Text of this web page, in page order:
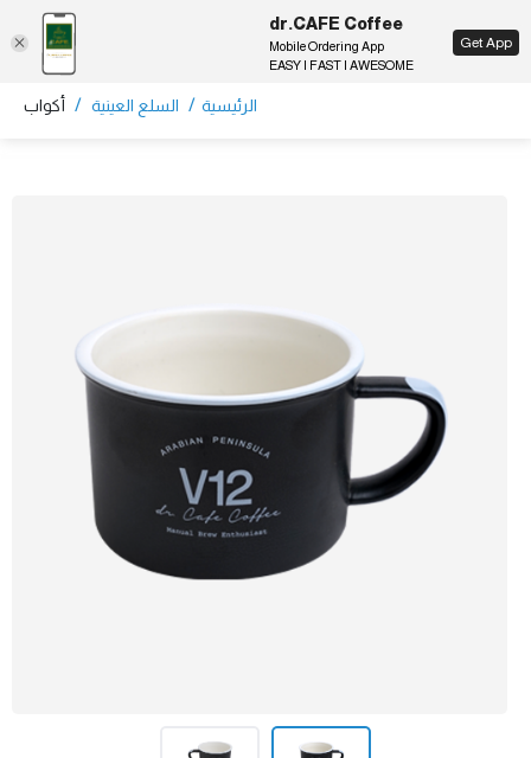
EN
الرئيسية / السلع العينية / أكواب
dr.CAFE Coffee
Mobile Ordering App
EASY | FAST | AWESOME
Get App